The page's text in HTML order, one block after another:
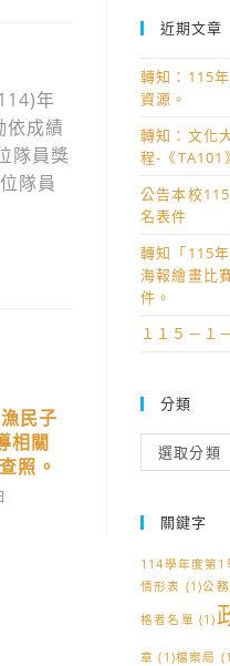
年
成績
隊員獎
隊員
民子
相關
照。
近期文章
轉知：115
資源。
轉知：文化
程-《TA101
公告本校
名表件
轉知「115
海報繪畫比
件。
１１５－１
分類
類
選取分類
關鍵字
114學年度第1
情形表 (1)公
格者名單 (1)
章 (1)檔案局